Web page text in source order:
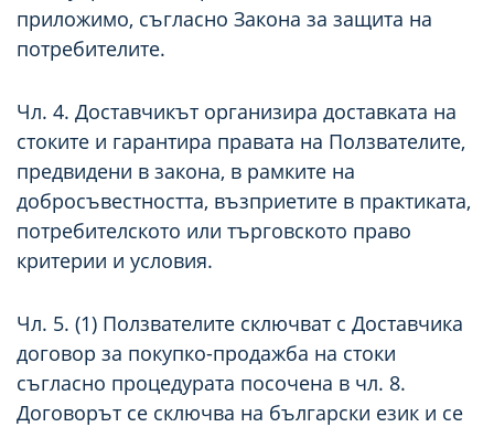
приложимо, съгласно Закона за защита на
потребителите.
Чл. 4. Доставчикът организира доставката на
стоките и гарантира правата на Ползвателите,
предвидени в закона, в рамките на
добросъвестността, възприетите в практиката,
потребителското или търговското право
критерии и условия.
Чл. 5. (1) Ползвателите сключват с Доставчика
договор за покупко-продажба на стоки
съгласно процедурата посочена в чл. 8.
Договорът се сключва на български език и се